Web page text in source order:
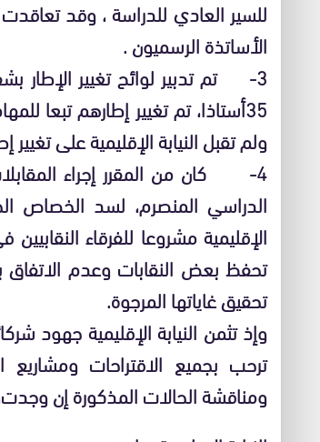
الأساتذة الرسميون .
3- تم تدبير لوائح تغيير الإطار
35أستاذا، تم تغيير إطارهم تبعا
ولم تقبل النيابة الإقليمية على
4- كان من المقرر إجراء
الدراسي المنصرم، لسد الخصاص
الإقليمية مشروعا للفرقاء
تحفظ بعض النقابات وعدم الاتفاق
تحقيق غاياتها المرجوة.
وإذ تثمن النيابة الإقليمية جهود
ترحب بجميع الاقتراحات
ومناقشة الحالات المذكورة إن